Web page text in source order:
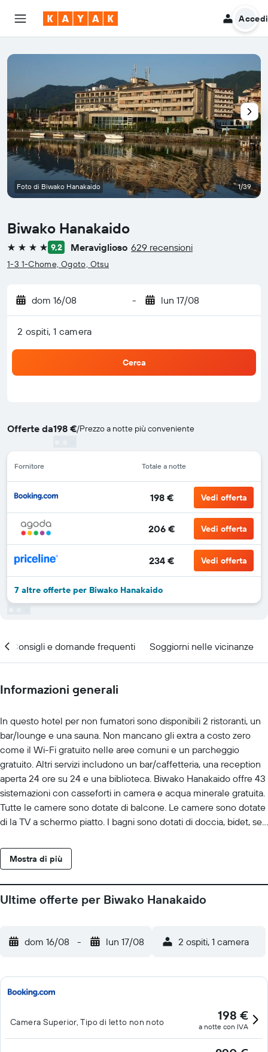
Accedi
Biwako Hanakaido
4 stelle 9,2 Meraviglioso 629 recensioni
1-3 1-Chome, Ogoto, Otsu
dom 16/08 - lun 17/08
2 ospiti, 1 camera
Cerca
Offerte da198 €/Prezzo a notte più conveniente
Fornitore Totale a notte
198 € Vedi offerta
206 € Vedi offerta
234 € Vedi offerta
7 altre offerte per Biwako Hanakaido
Foto di Biwako Hanakaido 1/39
Consigli e domande frequenti Soggiorni nelle vicinanze
Informazioni generali
In questo hotel per non fumatori sono disponibili 2 ristoranti, un
bar/lounge e una sauna. Non mancano gli extra a costo zero
come il Wi-Fi gratuito nelle aree comuni e un parcheggio
gratuito. Altri servizi includono un bar/caffetteria, una reception
aperta 24 ore su 24 e una biblioteca. Biwako Hanakaido offre 43
sistemazioni con casseforti in camera e acqua minerale gratuita.
Tutte le camere sono dotate di balcone. Le camere sono dotate
di la TV a schermo piatto. I bagni sono dotati di doccia, bidet, set
accesso wireless a Internet gratuito. Le pulizie vengono
eseguite tutti i giorni. I servizi ricreativi di un hotel includono una
loco o nelle vicinanze. È possibile che siano a pagamento.
Mostra di più
Ultime offerte per Biwako Hanakaido
dom 16/08 - lun 17/08 2 ospiti, 1 camera
Camera Superior, Tipo di letto non noto 198 €
a notte con IVA